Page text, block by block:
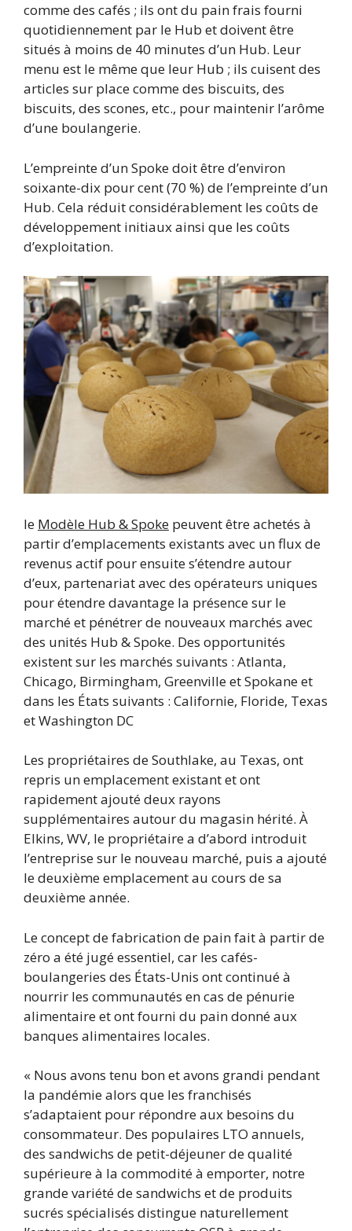
comme des cafés ; ils ont du pain frais fourni
quotidiennement par le Hub et doivent être
situés à moins de 40 minutes d’un Hub. Leur
menu est le même que leur Hub ; ils cuisent des
articles sur place comme des biscuits, des
biscuits, des scones, etc., pour maintenir l’arôme
d’une boulangerie.
L’empreinte d’un Spoke doit être d’environ
soixante-dix pour cent (70 %) de l’empreinte d’un
Hub. Cela réduit considérablement les coûts de
développement initiaux ainsi que les coûts
d’exploitation.
le Modèle Hub & Spoke peuvent être achetés à
partir d’emplacements existants avec un flux de
revenus actif pour ensuite s’étendre autour
d’eux, partenariat avec des opérateurs uniques
pour étendre davantage la présence sur le
marché et pénétrer de nouveaux marchés avec
des unités Hub & Spoke. Des opportunités
existent sur les marchés suivants : Atlanta,
Chicago, Birmingham, Greenville et Spokane et
dans les États suivants : Californie, Floride, Texas
et Washington DC
Les propriétaires de Southlake, au Texas, ont
repris un emplacement existant et ont
rapidement ajouté deux rayons
supplémentaires autour du magasin hérité. À
Elkins, WV, le propriétaire a d’abord introduit
l’entreprise sur le nouveau marché, puis a ajouté
le deuxième emplacement au cours de sa
deuxième année.
Le concept de fabrication de pain fait à partir de
zéro a été jugé essentiel, car les cafés-
boulangeries des États-Unis ont continué à
nourrir les communautés en cas de pénurie
alimentaire et ont fourni du pain donné aux
banques alimentaires locales.
« Nous avons tenu bon et avons grandi pendant
la pandémie alors que les franchisés
s’adaptaient pour répondre aux besoins du
consommateur. Des populaires LTO annuels,
des sandwichs de petit-déjeuner de qualité
supérieure à la commodité à emporter, notre
grande variété de sandwichs et de produits
sucrés spécialisés distingue naturellement